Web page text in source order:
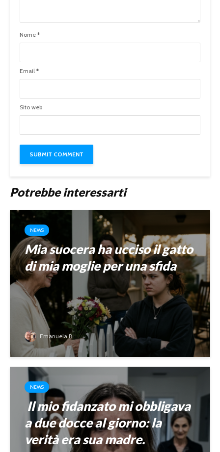
Nome *
Email *
Sito web
Potrebbe interessarti
NEWS
Mia suocera ha ucciso il gatto
di mia moglie per una sfida
Emanuela B.
NEWS
Il mio fidanzato mi obbligava
a due docce al giorno: la
verità era sua madre.